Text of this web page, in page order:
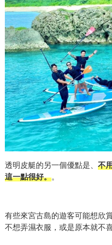
透明皮艇的另一個優點是、 不
這一點很好。。
有些來宮古島的遊客可能想欣
不想弄濕衣服，或是原本就不喜